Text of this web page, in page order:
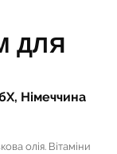
ДЛЯ
Німеччина
олія. Вітаміни